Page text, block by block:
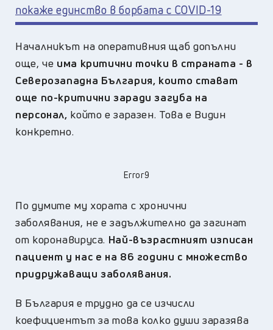
покаже единство в борбата с COVID-19
Началникът на оперативния щаб допълни
още, че има критични точки в страната - в
Северозападна България, които стават
още по-критични заради загуба на
персонал, който е заразен. Това е Видин
конкретно.
Error9
По думите му хората с хронични
заболявания, не е задължително да загинат
от коронавируса. Най-възрастният изписан
пациент у нас е на 86 години с множество
придружаващи заболявания.
В България е трудно да се изчисли
коефициентът за това колко души заразява